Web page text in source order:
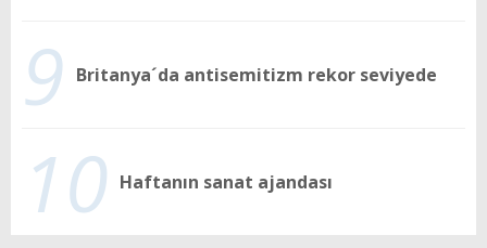
9 Britanya´da antisemitizm rekor seviyede
10 Haftanın sanat ajandası